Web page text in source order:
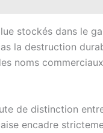
stockés dans le
la destruction
noms
de distinction
encadre